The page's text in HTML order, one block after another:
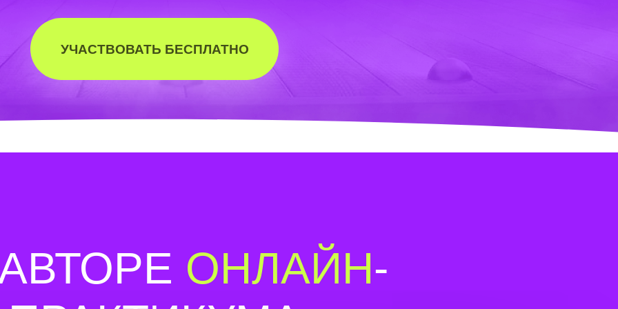
УЧАСТВОВАТЬ БЕСПЛАТНО
ОНЛАЙН-